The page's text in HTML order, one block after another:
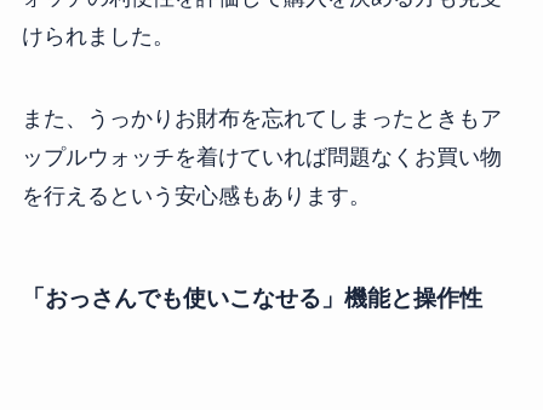
けられました。
また、うっかりお財布を忘れてしまったときもア
ップルウォッチを着けていれば問題なくお買い物
を行えるという安心感もあります。
「おっさんでも使いこなせる」機能と操作性